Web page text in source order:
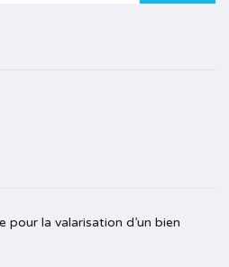
pour la valarisation d’un bien